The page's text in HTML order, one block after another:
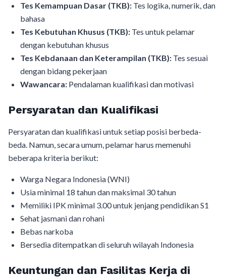
Tes Kemampuan Dasar (TKB): Tes logika, numerik, dan
bahasa
Tes Kebutuhan Khusus (TKB): Tes untuk pelamar
dengan kebutuhan khusus
Tes Kebdanaan dan Keterampilan (TKB): Tes sesuai
dengan bidang pekerjaan
Wawancara: Pendalaman kualifikasi dan motivasi
Persyaratan dan Kualifikasi
Persyaratan dan kualifikasi untuk setiap posisi berbeda-
beda. Namun, secara umum, pelamar harus memenuhi
beberapa kriteria berikut:
Warga Negara Indonesia (WNI)
Usia minimal 18 tahun dan maksimal 30 tahun
Memiliki IPK minimal 3.00 untuk jenjang pendidikan S1
Sehat jasmani dan rohani
Bebas narkoba
Bersedia ditempatkan di seluruh wilayah Indonesia
Keuntungan dan Fasilitas Kerja di